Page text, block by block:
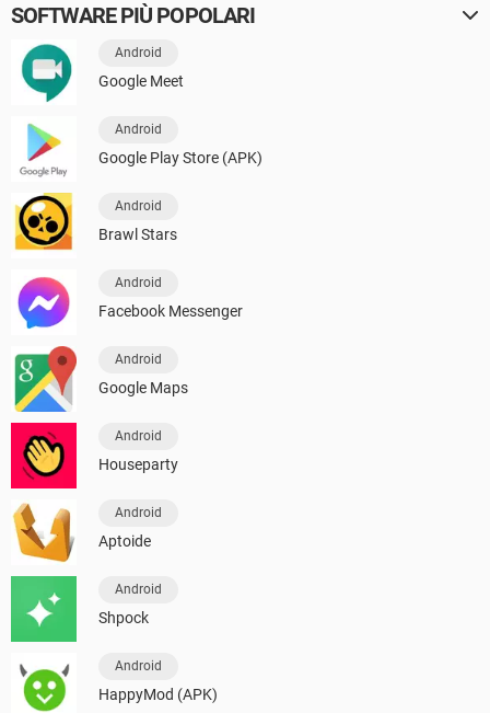
SOFTWARE PIÙ POPOLARI
Android
Google Meet
Android
Google Play Store (APK)
Android
Brawl Stars
Android
Facebook Messenger
Android
Google Maps
Android
Houseparty
Android
Aptoide
Android
Shpock
Android
HappyMod (APK)